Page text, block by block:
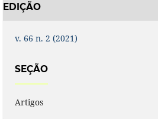
EDIÇÃO
v. 66 n. 2 (2021)
SEÇÃO
Artigos